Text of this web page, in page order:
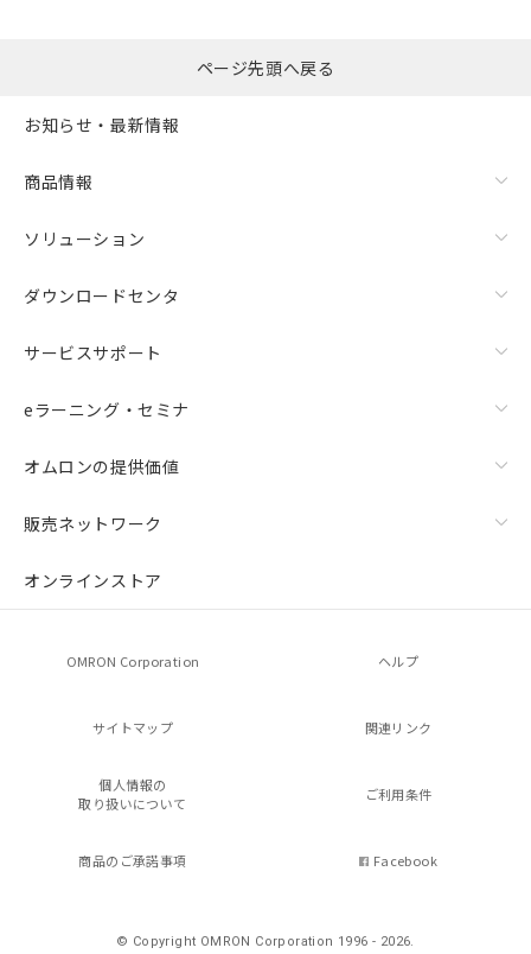
ページ先頭へ戻る
お知らせ・最新情報
商品情報
ソリューション
ダウンロードセンタ
サービスサポート
eラーニング・セミナ
オムロンの提供価値
販売ネットワーク
オンラインストア
OMRON Corporation ヘルプ
サイトマップ 関連リンク
個人情報の
取り扱いについて
ご利用条件
商品のご承諾事項 Facebook
© Copyright OMRON Corporation 1996 - 2026.